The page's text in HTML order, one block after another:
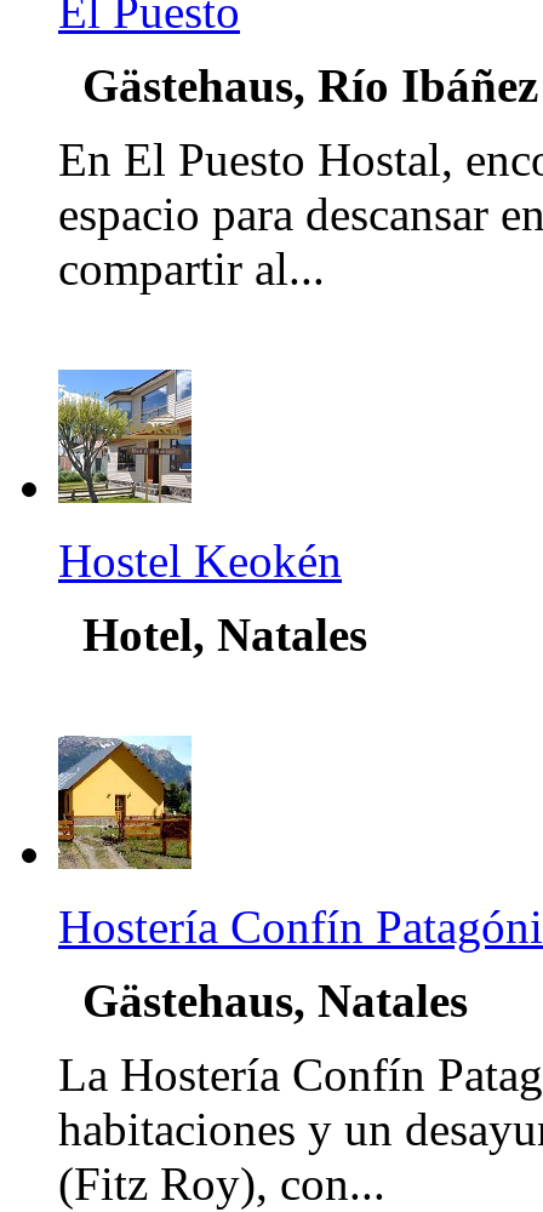
El Puesto
Gästehaus, Río Ibáñez
En El Puesto Hostal,
espacio para descansar
compartir al...
Hostel Keokén
Hotel, Natales
Hostería Confín
Gästehaus, Natales
La Hostería Confín
habitaciones y un
(Fitz Roy), con...